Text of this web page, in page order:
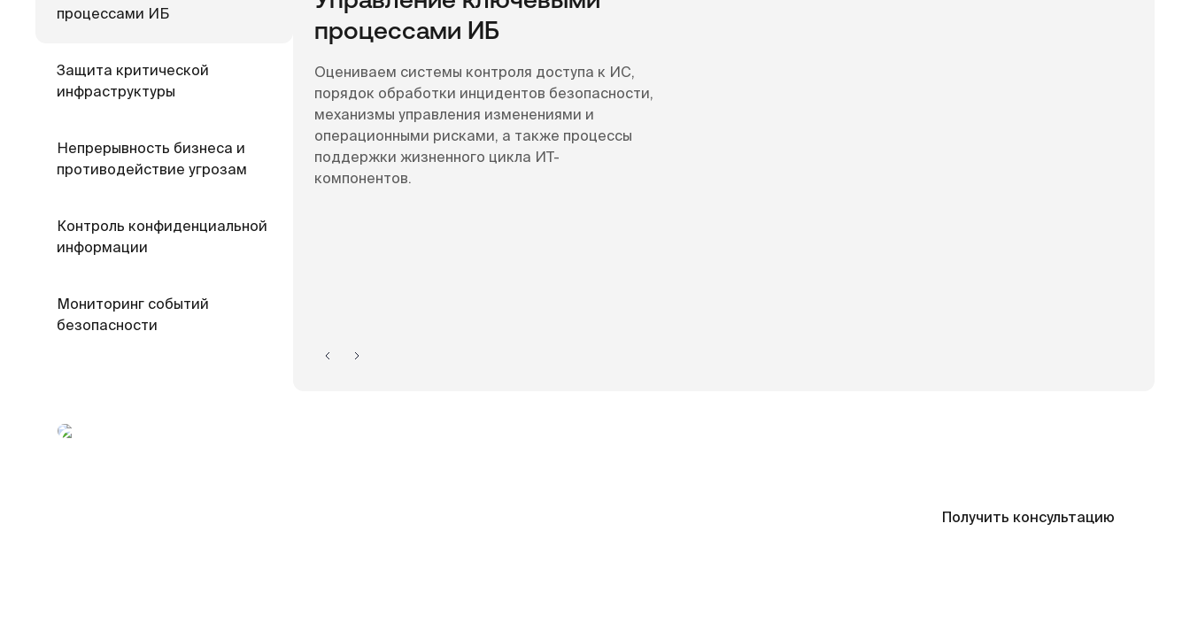
процессами ИБ
Защита критической
инфраструктуры
Непрерывность бизнеса и
противодействие угрозам
Контроль конфиденциальной
информации
Мониторинг событий
безопасности
процессами ИБ
Оцениваем системы контроля доступа к ИС,
порядок обработки инцидентов безопасности,
механизмы управления изменениями и
операционными рисками, а также процессы
поддержки жизненного цикла ИТ-
компонентов.
Обсудить оценку с экспертом
Получить консультацию